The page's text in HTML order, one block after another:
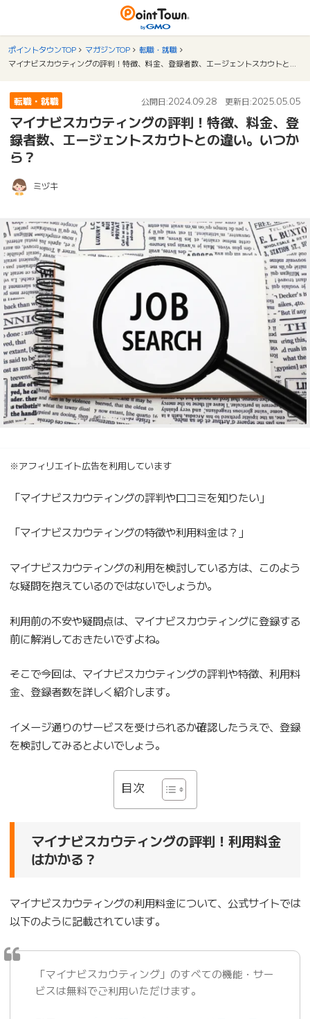
ポイントタウンTOP マガジンTOP
転職・就職
転職・就職 公開日:2024.09.28 更新日:2025.05.05
マイナビスカウティングの評判！特徴、料金、登
録者数、エージェントスカウトとの違い。いつか
ら？
ミヅキ
※アフィリエイト広告を利用しています
「マイナビスカウティングの評判や口コミを知りたい」
「マイナビスカウティングの特徴や利用料金は？」
マイナビスカウティングの利用を検討している方は、このよう
な疑問を抱えているのではないでしょうか。
利用前の不安や疑問点は、マイナビスカウティングに登録する
前に解消しておきたいですよね。
そこで今回は、マイナビスカウティングの評判や特徴、利用料
金、登録者数を詳しく紹介します。
イメージ通りのサービスを受けられるか確認したうえで、登録
を検討してみるとよいでしょう。
目次
マイナビスカウティングの評判！利用料金
はかかる？
マイナビスカウティングの利用料金について、公式サイトでは
以下のように記載されています。
「マイナビスカウティング」のすべての機能・サー
ビスは無料でご利用いただけます。